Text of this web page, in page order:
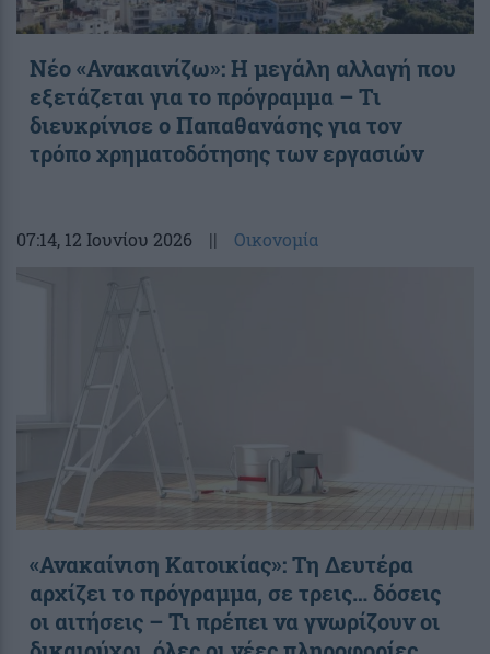
Νέο «Ανακαινίζω»: Η μεγάλη αλλαγή που
εξετάζεται για το πρόγραμμα – Τι
διευκρίνισε ο Παπαθανάσης για τον
τρόπο χρηματοδότησης των εργασιών
07:14, 12 Ιουνίου 2026 || Οικονομία
«Ανακαίνιση Κατοικίας»: Τη Δευτέρα
αρχίζει το πρόγραμμα, σε τρεις… δόσεις
οι αιτήσεις – Τι πρέπει να γνωρίζουν οι